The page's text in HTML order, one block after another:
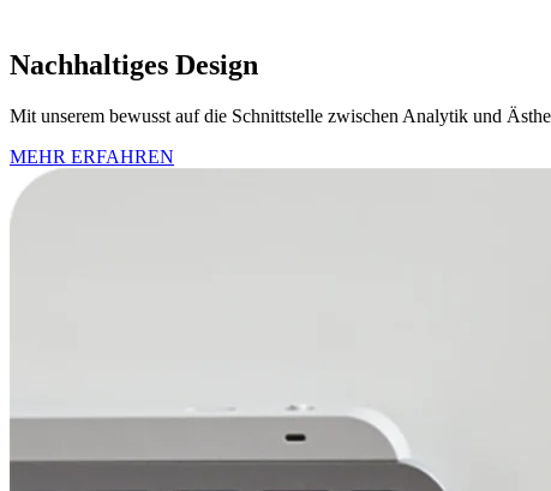
Nachhaltiges Design
Mit unserem bewusst auf die Schnittstelle zwischen Analytik und
MEHR ERFAHREN